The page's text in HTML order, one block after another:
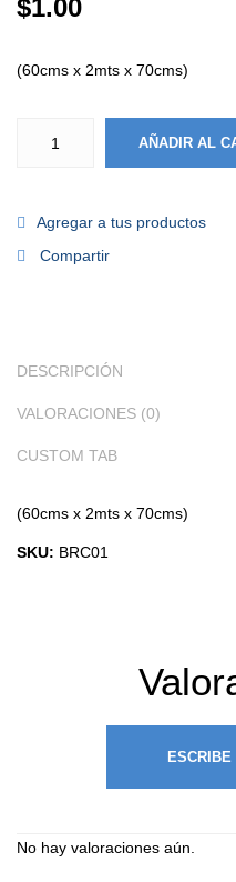
$1.00
(60cms x 2mts x 70cms)
AÑADIR AL
Agregar a tus productos
Compartir
DESCRIPCIÓN
VALORACIONES (0)
CUSTOM TAB
(60cms x 2mts x 70cms)
SKU: BRC01
No hay valoraciones aún.